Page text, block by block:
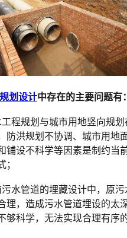
划设计中存在的主要问题有：
工程规划与城市用地竖向规
防洪规划不协调、城市用地
铺设不科学等因素是制约当
；
污水管道的埋藏设计中，原污
理，造成污水管道埋设的太
够科学，无法实现合理有序